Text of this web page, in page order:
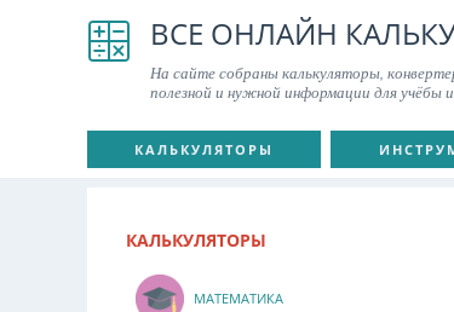
ВСЕ ОНЛАЙН
На сайте собраны калькуляторы,
полезной и нужной информации для учёбы
КАЛЬКУЛЯТОРЫ
КАЛЬКУЛЯТОРЫ
МАТЕМАТИКА